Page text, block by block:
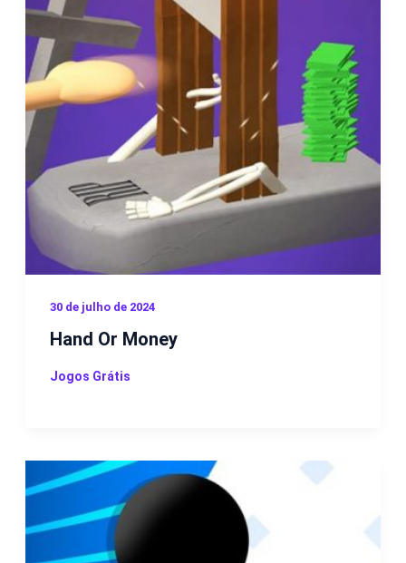
30 de julho de 2024
Hand Or Money
Jogos Grátis